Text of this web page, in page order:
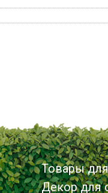
Товары
Декор для